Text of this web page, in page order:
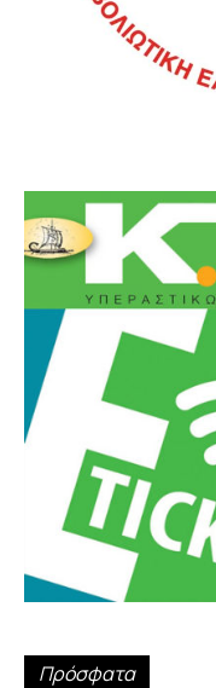
Πρόσφατα